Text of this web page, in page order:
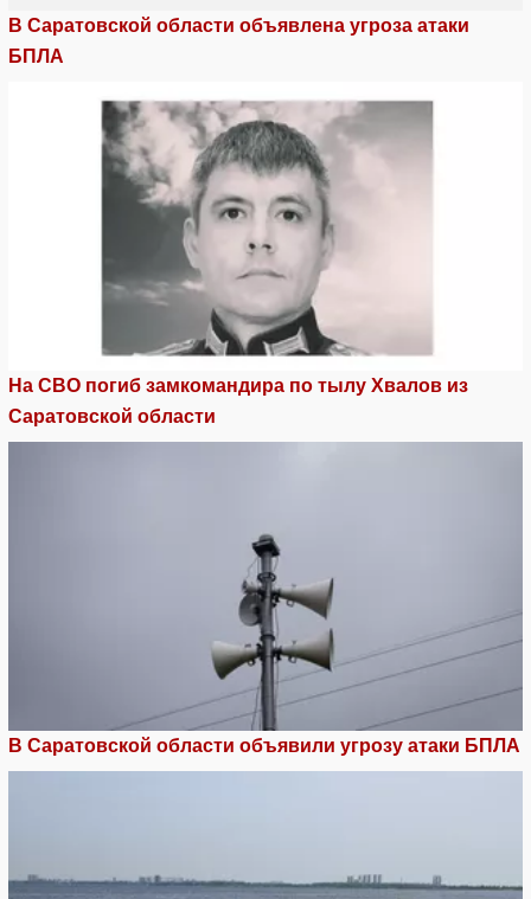
В Саратовской области объявлена угроза атаки
БПЛА
На СВО погиб замкомандира по тылу Хвалов из
Саратовской области
В Саратовской области объявили угрозу атаки БПЛА